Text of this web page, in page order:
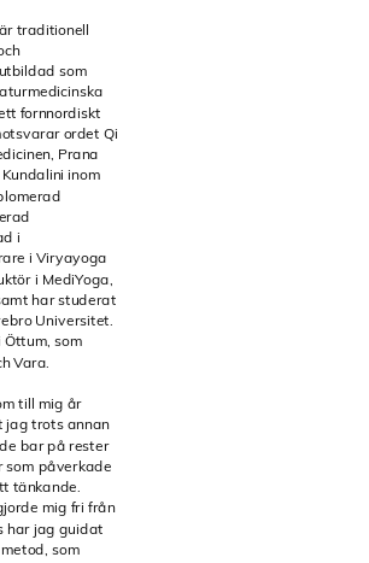
traditionell
som
fornnordiskt
ordet Qi
Prana
inom
i
i Viryayoga
i MediYoga,
har studerat
Universitet.
Öttum, som
Vara.
till mig år
jag trots annan
bar på rester
som påverkade
tänkande.
mig fri från
har jag guidat
som